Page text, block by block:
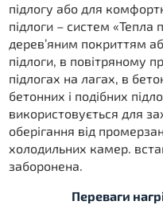
підлогу або для
підлоги – систем «Тепла
дерев’яним покриттям
підлоги, в повітряному
підлогах на лагах, в
бетонних і подібних
використовується для
оберігання від
холодильних камер.
заборонена.
Переваги